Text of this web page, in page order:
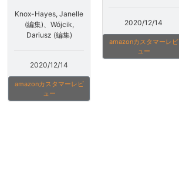
Knox-Hayes, Janelle
(編集)、Wójcik,
Dariusz (編集)
2020/12/14
amazonカスタマーレビ
ュー
2020/12/14
amazonカスタマーレビ
ュー